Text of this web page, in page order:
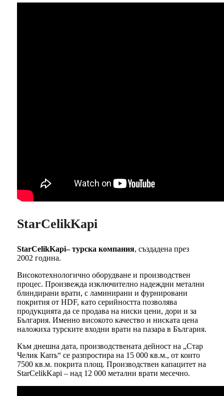
StarCelikKapi
StarCelikKapi– турска компания, създадена през
2002 година.
Високотехнологично оборудване и производствен
процес. Произвежда изключително надеждни метални
блиндирани врати, с ламинирани и фурнировани
покрития от HDF, като серийността позволява
продукцията да се продава на ниски цени, дори и за
България. Именно високото качество и ниската цена
наложиха турските входни врати на пазара в България.
Към днешна дата, производствената дейност на „Стар
Челик Капъ“ се разпростира на 15 000 кв.м., от които
7500 кв.м. покрита площ. Производствен капацитет на
StarCelikKapi – над 12 000 метални врати месечно.